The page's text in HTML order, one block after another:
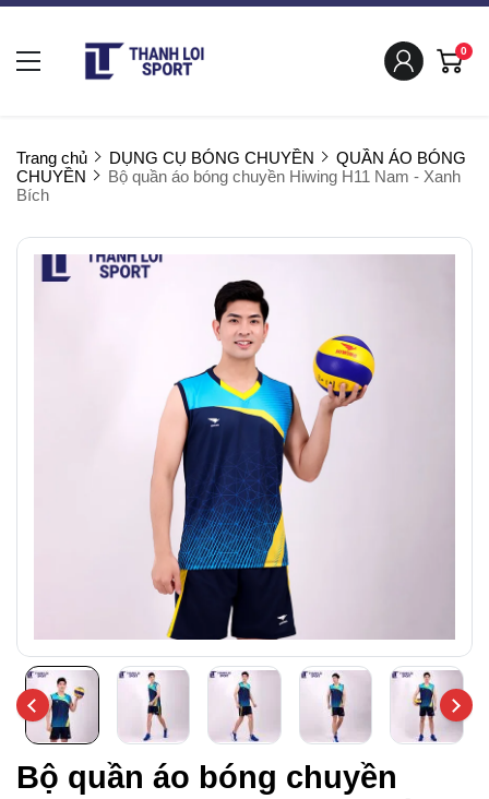
0
Trang chủ DỤNG CỤ BÓNG CHUYỀN
QUẦN ÁO BÓNG
CHUYỀN
Bộ quần áo bóng chuyền Hiwing H11 Nam - Xanh
Bích
Bộ quần áo bóng chuyền